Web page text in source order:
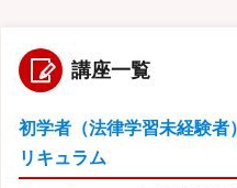
講座一覧
初学者（法律学習未経験者
リキュラム